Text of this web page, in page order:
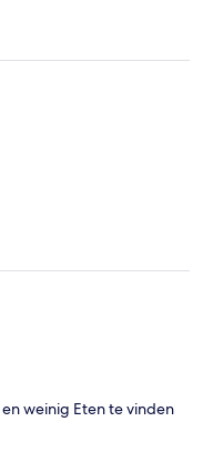
weinig Eten te vinden